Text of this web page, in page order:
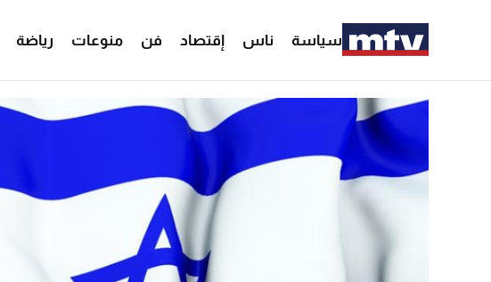
سياسة ناس إقتصاد فن منوعات رياضة